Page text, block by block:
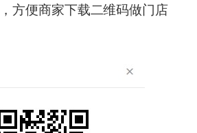
方便商家下载二维码做门店